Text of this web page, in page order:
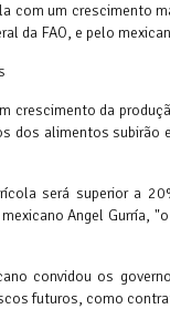
com um crescimento
da FAO, e pelo
crescimento da
dos alimentos
será superior a
Angel Gurría,
convidou os
futuros, como